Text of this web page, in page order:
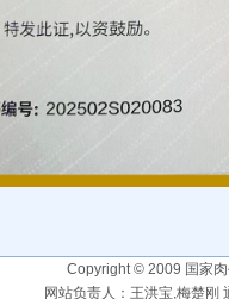
Copyright © 2009 国家
网站负责人：王洪宝,梅楚刚